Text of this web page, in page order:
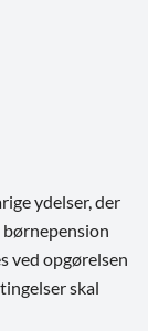
ydelser, der
ved opgørelsen
skal